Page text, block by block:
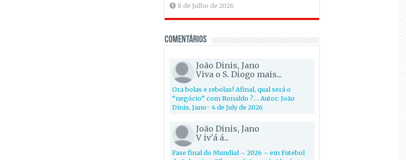
8 de Julho de 2026
Comentários
João Dinis, Jano
Viva o S. Diogo mais...
Ora bolas e rebolas! Afinal, qual será o
“negócio” com Ronaldo ?… Autor: João
Dinis, Jano· 4 de July de 2026
João Dinis, Jano
V iv'á á...
Fase final do Mundial – 2026 – em Futebol